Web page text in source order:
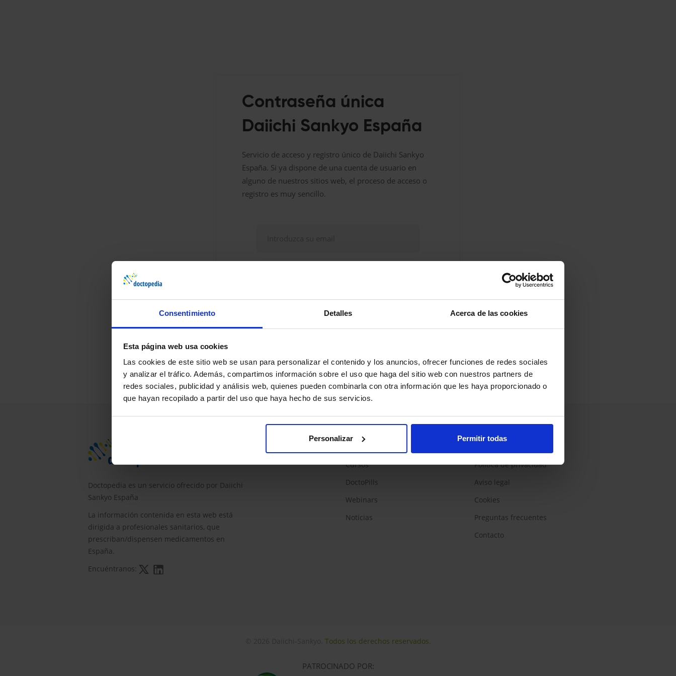
Consentimiento Detalles Acerca de las cookies
Esta página web usa cookies
Las cookies de este sitio web se usan para personalizar el contenido y los anuncios, ofrecer funciones de redes sociales
y analizar el tráfico. Además, compartimos información sobre el uso que haga del sitio web con nuestros partners de
redes sociales, publicidad y análisis web, quienes pueden combinarla con otra información que les haya proporcionado o
que hayan recopilado a partir del uso que haya hecho de sus servicios.
Personalizar Permitir todas
Contraseña única
Daiichi Sankyo España
Servicio de acceso y registro único de Daiichi Sankyo
España. Si ya dispone de una cuenta de usuario en
alguno de nuestros sitios web, el proceso de acceso o
registro es muy sencillo.
Preguntas frecuentes
Doctopedia es un servicio ofrecido por Daiichi
Sankyo España
La información contenida en esta web está
dirigida a profesionales sanitarios, que
prescriban/dispensen medicamentos en
España.
Encuéntranos:
Explorar
Cursos
DoctoPills
Webinars
Noticias
Información
Política de privacidad
Aviso legal
Cookies
Preguntas frecuentes
Contacto
Todos los derechos reservados.
PATROCINADO POR: